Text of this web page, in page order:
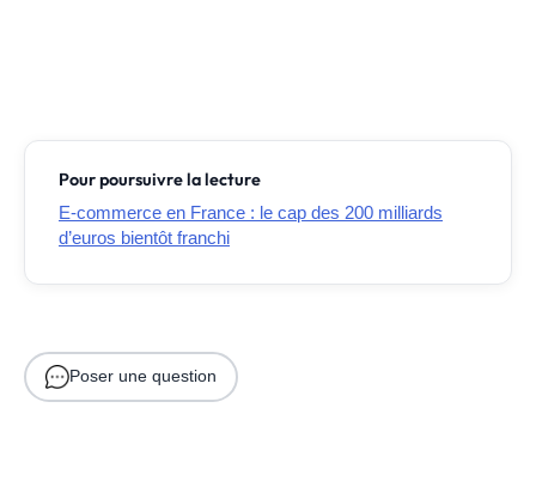
Pour poursuivre la lecture
E-commerce en France : le cap des 200 milliards
d’euros bientôt franchi
Poser une question